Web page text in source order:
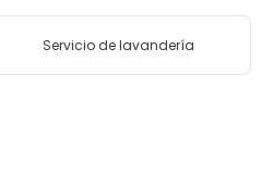
Servicio de lavandería